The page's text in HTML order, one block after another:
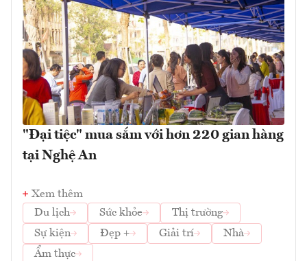
"Đại tiệc" mua sắm với hơn 220 gian hàng
tại Nghệ An
Xem thêm
Du lịch
Sức khỏe
Thị trường
Sự kiện
Đẹp + Giải trí
Nhà
Ẩm thực